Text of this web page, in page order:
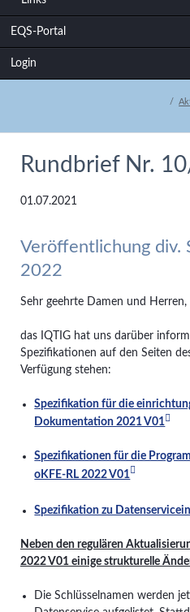
EQS-Portal
Login
Rundbrief Nr.
01.07.2021
Veröffentlichung div.
2022
Sehr geehrte Damen und Herren,
das IQTIG hat uns darüber
Spezifikationen auf den Seiten
Verfügung stehen:
Spezifikation für die
Dokumentation 2021 V01
Spezifikationen für die
oKFE-RL 2022 V01
Spezifikation zu
Neben den regulären
2022 V01 einige strukturelle
Die Schlüsselnamen werden